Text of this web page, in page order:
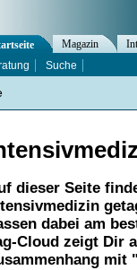
dieser Seite
dabei am
Cloud zeigt Dir
mit
Magazin
Suche